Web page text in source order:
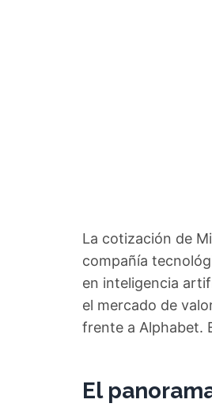
La cotización de
compañía
en inteligencia
el mercado de
frente a Alphabet.
El